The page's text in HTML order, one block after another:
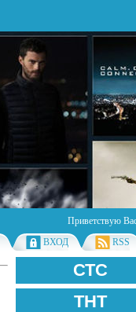
Приветствую
ВХОД RSS
СТС
ТНТ